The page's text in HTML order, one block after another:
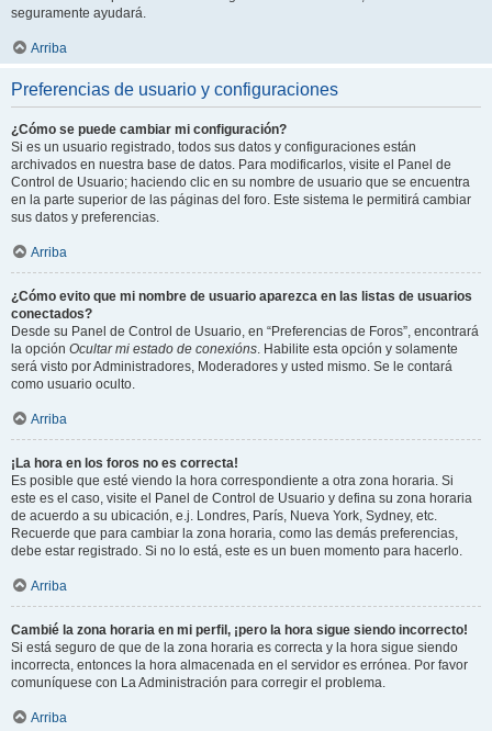
seguramente ayudará.
Arriba
Preferencias de usuario y configuraciones
¿Cómo se puede cambiar mi configuración?
Si es un usuario registrado, todos sus datos y configuraciones están
archivados en nuestra base de datos. Para modificarlos, visite el Panel de
Control de Usuario; haciendo clic en su nombre de usuario que se encuentra
en la parte superior de las páginas del foro. Este sistema le permitirá cambiar
sus datos y preferencias.
Arriba
¿Cómo evito que mi nombre de usuario aparezca en las listas de usuarios
conectados?
Desde su Panel de Control de Usuario, en “Preferencias de Foros”, encontrará
la opción Ocultar mi estado de conexións. Habilite esta opción y solamente
será visto por Administradores, Moderadores y usted mismo. Se le contará
como usuario oculto.
Arriba
¡La hora en los foros no es correcta!
Es posible que esté viendo la hora correspondiente a otra zona horaria. Si
este es el caso, visite el Panel de Control de Usuario y defina su zona horaria
de acuerdo a su ubicación, e.j. Londres, París, Nueva York, Sydney, etc.
Recuerde que para cambiar la zona horaria, como las demás preferencias,
debe estar registrado. Si no lo está, este es un buen momento para hacerlo.
Arriba
Cambié la zona horaria en mi perfil, ¡pero la hora sigue siendo incorrecto!
Si está seguro de que de la zona horaria es correcta y la hora sigue siendo
incorrecta, entonces la hora almacenada en el servidor es errónea. Por favor
comuníquese con La Administración para corregir el problema.
Arriba